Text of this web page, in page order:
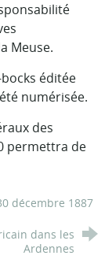
Meuse.
éditée
numérisée.
des
permettra de
décembre 1887
dans les
Ardennes